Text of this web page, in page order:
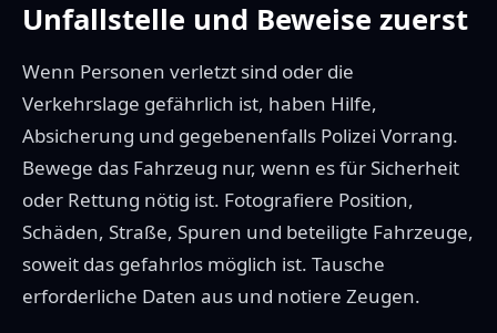
Unfallstelle und Beweise zuerst
Wenn Personen verletzt sind oder die
Verkehrslage gefährlich ist, haben Hilfe,
Absicherung und gegebenenfalls Polizei Vorrang.
Bewege das Fahrzeug nur, wenn es für Sicherheit
oder Rettung nötig ist. Fotografiere Position,
Schäden, Straße, Spuren und beteiligte Fahrzeuge,
soweit das gefahrlos möglich ist. Tausche
erforderliche Daten aus und notiere Zeugen.